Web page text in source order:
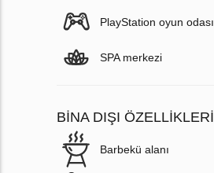
PlayStation oyun odası
SPA merkezi
BINA DIŞI ÖZELLIKLERI
Barbekü alanı